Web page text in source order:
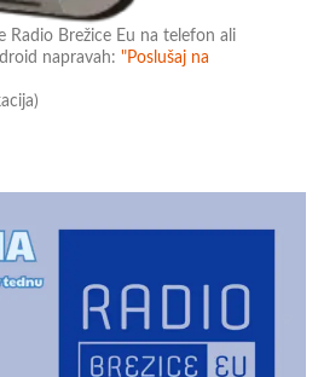
Radio Brežice Eu na telefon ali
napravah:"Poslušaj na